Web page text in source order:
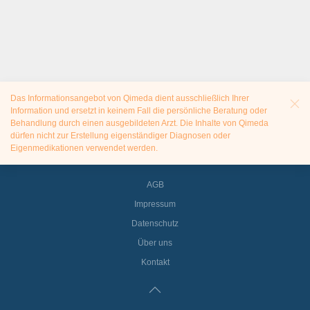
Das Informationsangebot von Qimeda dient ausschließlich Ihrer
Information und ersetzt in keinem Fall die persönliche Beratung oder
Behandlung durch einen ausgebildeten Arzt. Die Inhalte von Qimeda
dürfen nicht zur Erstellung eigenständiger Diagnosen oder
Eigenmedikationen verwendet werden.
AGB
Impressum
Datenschutz
Über uns
Kontakt